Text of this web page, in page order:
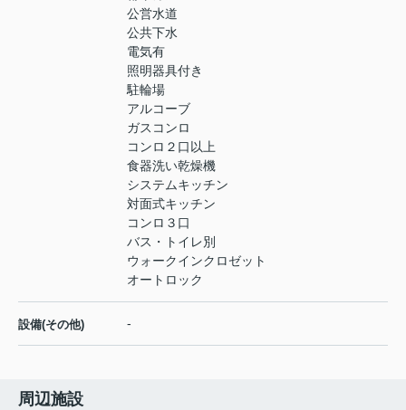
公営水道
公共下水
電気有
照明器具付き
駐輪場
アルコーブ
ガスコンロ
コンロ２口以上
食器洗い乾燥機
システムキッチン
対面式キッチン
コンロ３口
バス・トイレ別
ウォークインクロゼット
オートロック
設備(その他) -
周辺施設